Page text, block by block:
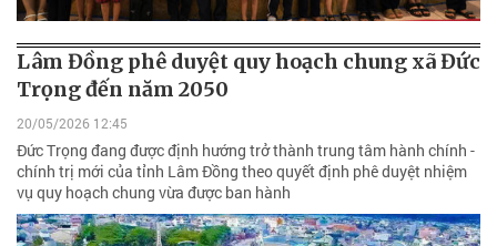
Lâm Đồng phê duyệt quy hoạch chung xã Đức
Trọng đến năm 2050
20/05/2026 12:45
Đức Trọng đang được định hướng trở thành trung tâm hành chính -
chính trị mới của tỉnh Lâm Đồng theo quyết định phê duyệt nhiệm
vụ quy hoạch chung vừa được ban hành